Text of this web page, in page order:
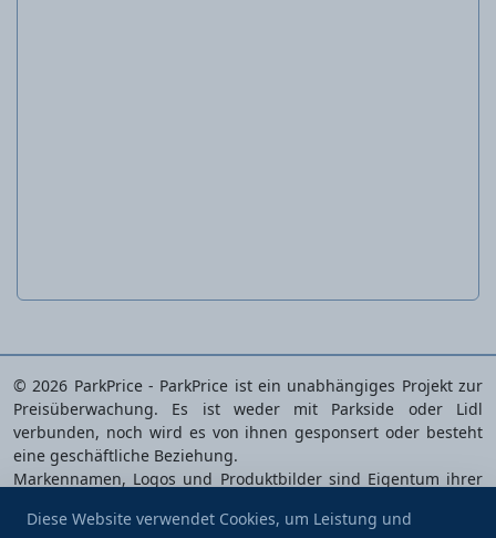
© 2026 ParkPrice - ParkPrice ist ein unabhängiges Projekt zur
Preisüberwachung. Es ist weder mit Parkside oder Lidl
verbunden, noch wird es von ihnen gesponsert oder besteht
eine geschäftliche Beziehung.
Markennamen, Logos und Produktbilder sind Eigentum ihrer
Identifizierung der analysierten Produkte verwendet.
Diese Website verwendet Cookies, um Leistung und